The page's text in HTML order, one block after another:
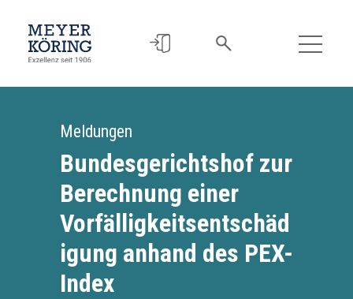
Meldungen
Bundesgerichtshof zur
Berechnung einer
Vorfälligkeitsentschäd
igung anhand des PEX-
Index